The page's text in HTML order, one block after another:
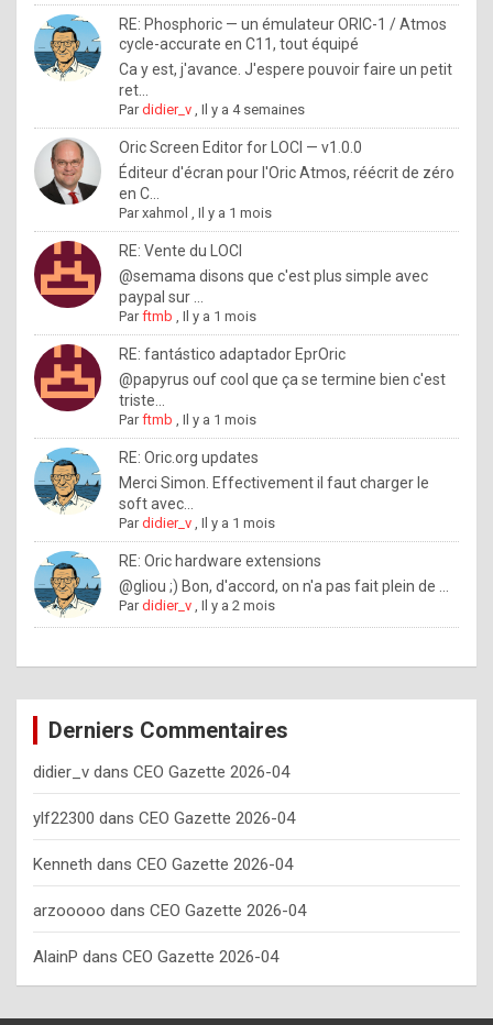
.
I
f
y
o
u
w
a
n
t
o
n
o
w
h
o
w
o
e
y
o
u
s
h
o
RE: Phosphoric — un émulateur ORIC-1 / Atmos
cycle-accurate en C11, tout équipé
Ca y est, j'avance. J'espere pouvoir faire un petit
ret...
Pardidier_v ,Il y a 4 semaines
Oric Screen Editor for LOCI — v1.0.0
Éditeur d'écran pour l'Oric Atmos, réécrit de zéro
en C...
Parxahmol ,Il y a 1 mois
RE: Vente du LOCI
@semama disons que c'est plus simple avec
paypal sur ...
Parftmb ,Il y a 1 mois
RE: fantástico adaptador EprOric
@papyrus ouf cool que ça se termine bien c'est
triste...
Parftmb ,Il y a 1 mois
RE: Oric.org updates
Merci Simon. Effectivement il faut charger le
soft avec...
Pardidier_v ,Il y a 1 mois
RE: Oric hardware extensions
@gliou ;) Bon, d'accord, on n'a pas fait plein de ...
Pardidier_v ,Il y a 2 mois
Derniers Commentaires
didier_v dans CEO Gazette 2026-04
ylf22300 dans CEO Gazette 2026-04
Kenneth dans CEO Gazette 2026-04
arzooooo dans CEO Gazette 2026-04
AlainP dans CEO Gazette 2026-04